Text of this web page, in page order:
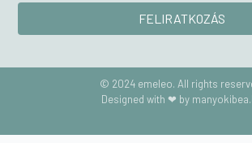
© 2024 emeleo. All rights
Designed with ❤ by